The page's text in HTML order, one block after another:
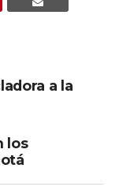
a la
los